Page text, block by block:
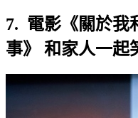
7. 電影《關於我
事》 和家人一起